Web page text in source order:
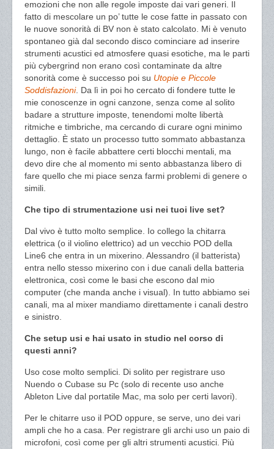
emozioni che non alle regole imposte dai vari generi. Il
fatto di mescolare un po’ tutte le cose fatte in passato con
le nuove sonorità di BV non è stato calcolato. Mi è venuto
spontaneo già dal secondo disco cominciare ad inserire
strumenti acustici ed atmosfere quasi esotiche, ma le parti
più cybergrind non erano così contaminate da altre
sonorità come è successo poi su Utopie e Piccole
Soddisfazioni. Da lì in poi ho cercato di fondere tutte le
mie conoscenze in ogni canzone, senza come al solito
badare a strutture imposte, tenendomi molte libertà
ritmiche e timbriche, ma cercando di curare ogni minimo
dettaglio. È stato un processo tutto sommato abbastanza
lungo, non è facile abbattere certi blocchi mentali, ma
devo dire che al momento mi sento abbastanza libero di
fare quello che mi piace senza farmi problemi di genere o
simili.
Che tipo di strumentazione usi nei tuoi live set?
Dal vivo è tutto molto semplice. Io collego la chitarra
elettrica (o il violino elettrico) ad un vecchio POD della
Line6 che entra in un mixerino. Alessandro (il batterista)
entra nello stesso mixerino con i due canali della batteria
elettronica, così come le basi che escono dal mio
computer (che manda anche i visual). In tutto abbiamo sei
canali, ma al mixer mandiamo direttamente i canali destro
e sinistro.
Che setup usi e hai usato in studio nel corso di
questi anni?
Uso cose molto semplici. Di solito per registrare uso
Nuendo o Cubase su Pc (solo di recente uso anche
Ableton Live dal portatile Mac, ma solo per certi lavori).
Per le chitarre uso il POD oppure, se serve, uno dei vari
ampli che ho a casa. Per registrare gli archi uso un paio di
microfoni, così come per gli altri strumenti acustici. Più